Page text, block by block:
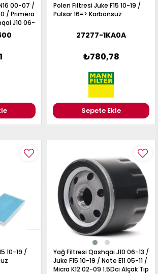
00-07 /
/ Primera
J10 06-
1.6 /
Polen Filtresi Juke F15 10-19 /
Pulsar 16=> Karbonsuz
27277-1KA0A
₺780,78
Sepete Ekle
10-19 /
Yağ Filtresi Qashqai J10 06-13 /
Juke F15 10-19 / Note E11 05-11 /
Micra K12 02-09 1.5Dcı Alçak Tip